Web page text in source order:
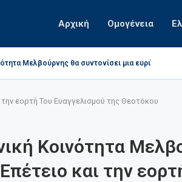
Αρχική Ομογένεια
Μελβούρνης θα συντονίσει μια ευρύτερη
εορτή Του Ευαγγελισμού της Θεοτόκου
Κοινότητα
και την